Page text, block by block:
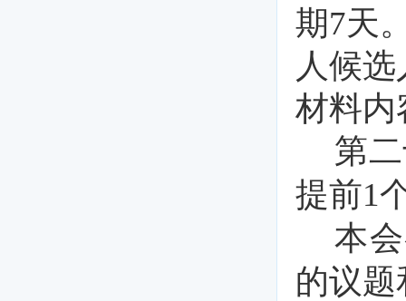
期7天
人候
材料内
第
提前1
本
的议